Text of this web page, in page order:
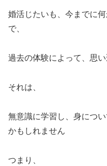
婚活じたいも、今までに
で、
過去の体験によって、思
それは、
無意識に学習し、身につ
かもしれません
つまり、